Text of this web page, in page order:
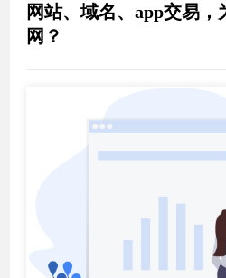
网站、域名、app交易
网？